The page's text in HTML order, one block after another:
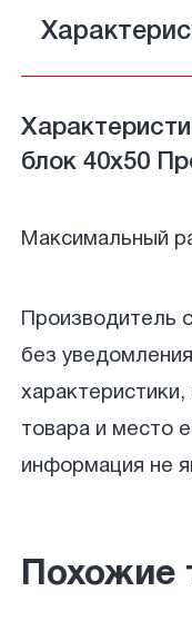
блок 40х50
Максимальный
Производитель
без
товара и место
информация не
Похожие